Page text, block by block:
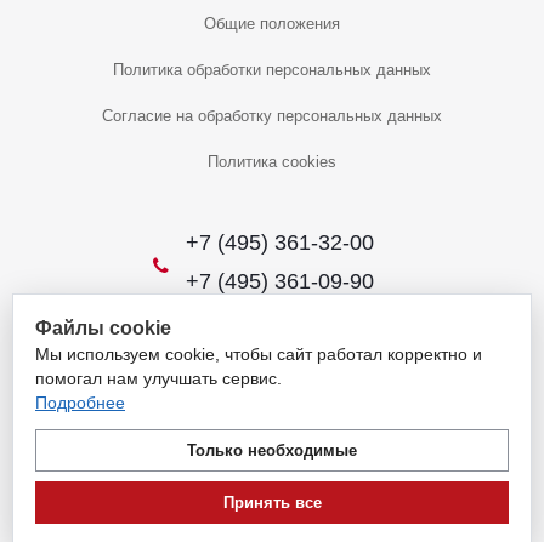
Общие положения
Политика обработки персональных данных
Согласие на обработку персональных данных
Политика cookies
+7 (495) 361-32-00
+7 (495) 361-09-90
2026 © Уникальный интернет-магазин
Обращаем ваше внимание на то, что данный интернет-сайт носит
не является публичной офертой, определяемой положениями
пункта 1 статьи 437 Гражданского кодекса Российской Федерации.
Для получения подробной информации о наличии и стоимости
указанных товаров и (или) услуг, пожалуйста, обращайтесь на
Файлы cookie
Мы используем cookie, чтобы сайт работал корректно и
помогал нам улучшать сервис.
Подробнее
Только необходимые
Принять все